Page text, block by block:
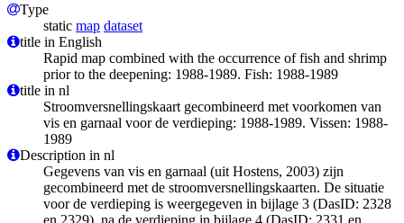
Type
static map dataset
title in English
Rapid map combined with the occurrence of fish and shrimp
prior to the deepening: 1988-1989. Fish: 1988-1989
title in nl
Stroomversnellingskaart gecombineerd met voorkomen van
vis en garnaal voor de verdieping: 1988-1989. Vissen: 1988-
1989
Description in nl
Gegevens van vis en garnaal (uit Hostens, 2003) zijn
gecombineerd met de stroomversnellingskaarten. De situatie
voor de verdieping is weergegeven in bijlage 3 (DasID: 2328
en 2329), na de verdieping in bijlage 4 (DasID: 2331 en